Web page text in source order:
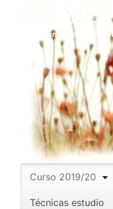
IES
Departamento de
Curso 2019/20
Técnicas estudio